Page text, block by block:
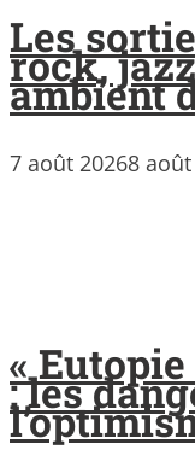
Les
rock,
ambient
7 août 20268
«
: les